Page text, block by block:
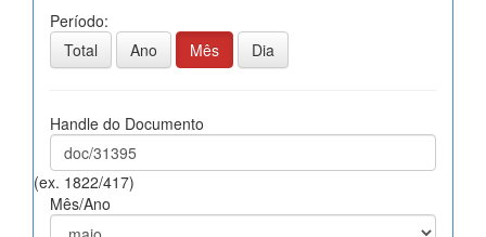
Período:
Total
Ano Mês Dia
Handle do Documento
(ex. 1822/417)
Mês/Ano